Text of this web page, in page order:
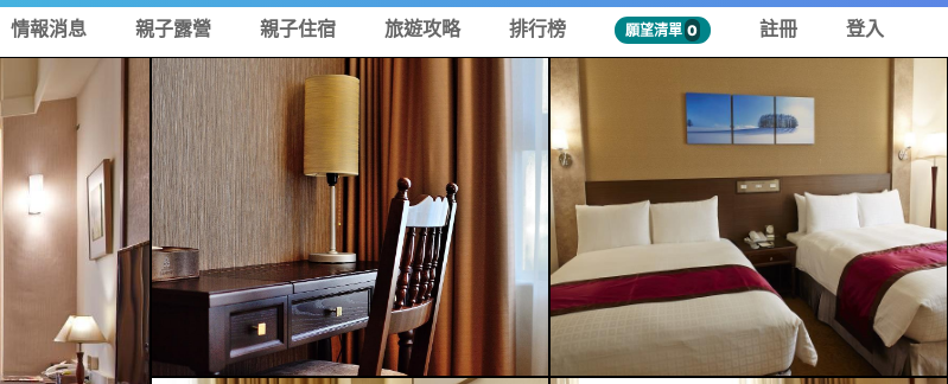
情報消息 親子露營 親子住宿 旅遊攻略 排行榜 願望清單 0 註冊 登入